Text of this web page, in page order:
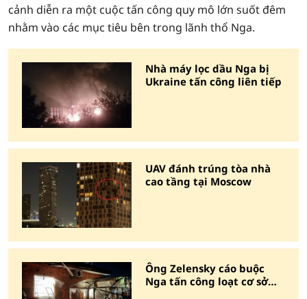
cảnh diễn ra một cuộc tấn công quy mô lớn suốt đêm
nhằm vào các mục tiêu bên trong lãnh thổ Nga.
Nhà máy lọc dầu Nga bị
Ukraine tấn công liên tiếp
UAV đánh trúng tòa nhà
cao tầng tại Moscow
Ông Zelensky cáo buộc
Nga tấn công loạt cơ sở